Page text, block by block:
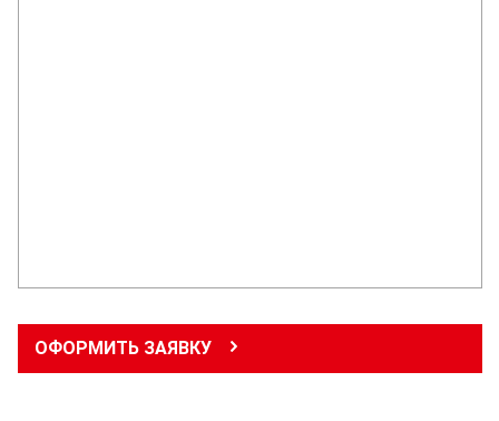
ОФОРМИТЬ ЗАЯВКУ